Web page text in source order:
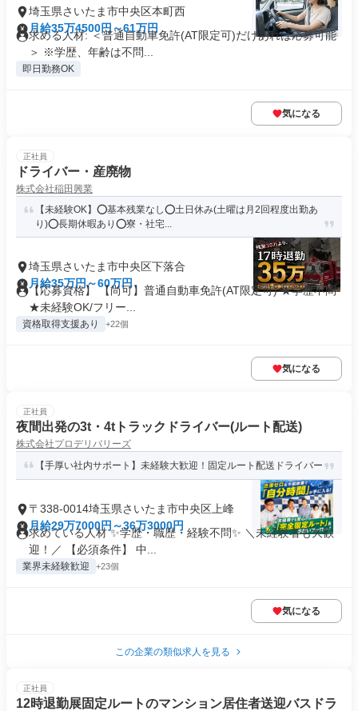
埼玉県さいたま市中央区本町西
月給35万4500円～61万円
求める人材: ＜普通自動車免許(AT限定可)だけあれば応募可能
＞ ※学歴、年齢は不問...
即日勤務OK
気になる
正社員
ドライバー・産廃物
株式会社稲田興業
【未経験OK】⭕基本残業なし⭕土日休み(土曜は月2回程度出勤あ
り)⭕長期休暇あり⭕寮・社宅...
埼玉県さいたま市中央区下落合
月給35万円～60万円
【応募資格】 【尚可】普通自動車免許(AT限定可) ★学歴不問
★未経験OK/フリー...
資格取得支援あり +22個
気になる
正社員
夜間出発の3t・4tトラックドライバー(ルート配送)
株式会社プロデリバリーズ
【手厚い社内サポート】未経験大歓迎！固定ルート配送ドライバー
〒338-0014埼玉県さいたま市中央区上峰
月給29万7000円～36万3000円
求めている人材 ✨学歴・職歴・経験不問✨ ＼未経験者も大歓
迎！／ 【必須条件】 中...
業界未経験歓迎 +23個
気になる
この企業の類似求人を見る
正社員
12時退勤展固定ルートのマンション居住者送迎バスドラ